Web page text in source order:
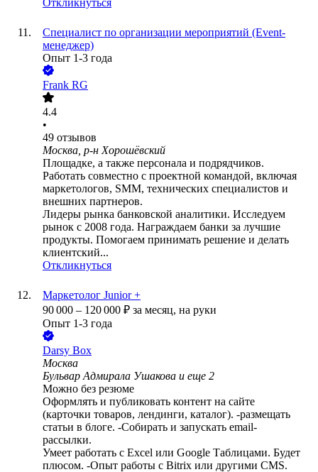
Откликнуться
Специалист по организации мероприятий (Event-
менеджер)
Опыт 1-3 года
Frank RG
4.4
•
49 отзывов
Москва, р-н Хорошёвский
Площадке, а также персонала и подрядчиков.
Работать совместно с проектной командой, включая
маркетологов, SMM, технических специалистов и
внешних партнеров.
Лидеры рынка банковской аналитики. Исследуем
рынок с 2008 года. Награждаем банки за лучшие
продукты. Помогаем принимать решение и делать
клиентский...
Откликнуться
Маркетолог Junior +
90 000 – 120 000 ₽ за месяц, на руки
Опыт 1-3 года
Darsy Box
Москва
Бульвар Адмирала Ушакова и еще 2
Можно без резюме
Оформлять и публиковать контент на сайте
(карточки товаров, лендинги, каталог). -размещать
статьи в блоге. -Собирать и запускать email-
рассылки.
Умеет работать с Excel или Google Таблицами. Будет
плюсом. -Опыт работы с Bitrix или другими CMS.